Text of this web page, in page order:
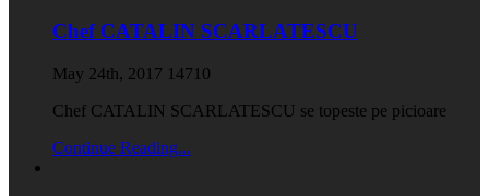
Chef CATALIN SCARLATESCU
May 24th, 2017 14710
Chef CATALIN SCARLATESCU se topeste pe picioare
Continue Reading...